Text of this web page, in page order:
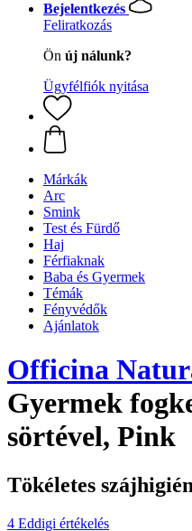
Bejelentkezés
Feliratkozás
Ön új nálunk?
Ügyfélfiók nyitása
Márkák
Arc
Smink
Test és Fürdő
Haj
Férfiaknak
Baba és Gyermek
Témák
Fényvédők
Ajánlatok
Officina
Gyermek
sörtével, Pink
Tökéletes
4 Eddigi értékelés